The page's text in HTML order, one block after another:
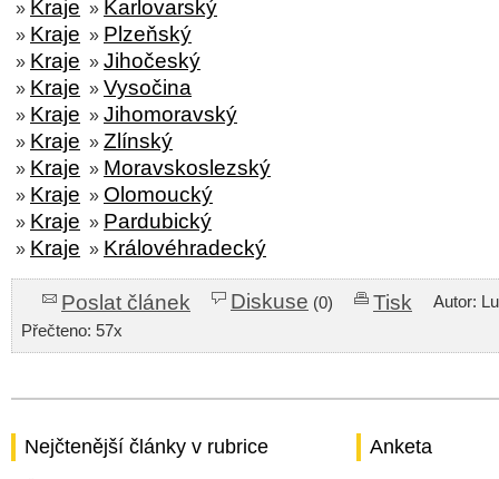
» Kraje » Karlovarský
» Kraje » Plzeňský
» Kraje » Jihočeský
» Kraje » Vysočina
» Kraje » Jihomoravský
» Kraje » Zlínský
» Kraje » Moravskoslezský
» Kraje » Olomoucký
» Kraje » Pardubický
» Kraje » Královéhradecký
Poslat článek Diskuse (0) Tisk
Autor:
Přečteno: 57x
Nejčtenější články v rubrice Anketa